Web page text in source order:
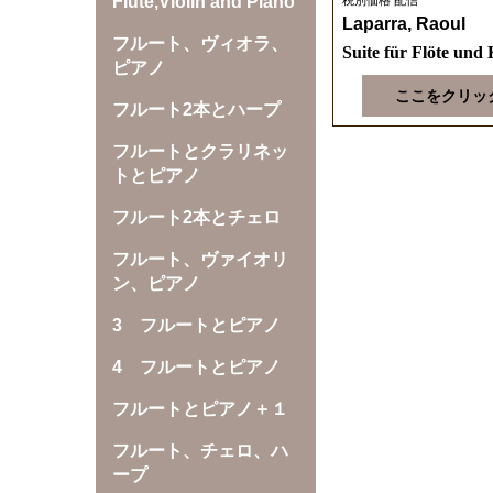
フルート、ヴィオラ、
ピアノ
フルート2本とハープ
フルートとクラリネッ
トとピアノ
フルート2本とチェロ
フルート、ヴァイオリ
ン、ピアノ
3 フルートとピアノ
4 フルートとピアノ
フルートとピアノ＋１
フルート、チェロ、ハ
ープ
Laparra, Raoul
Suite für Flöte und
ここをクリッ